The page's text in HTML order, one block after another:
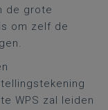
de grote
om zelf de
WPS zal leiden